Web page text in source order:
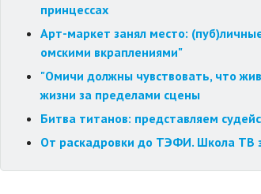
принцессах
Арт-маркет занял место:
омскими вкраплениями"
"Омичи должны чувствовать, что
жизни за пределами сцены
Битва титанов: представляем
От раскадровки до ТЭФИ. Школа ТВ